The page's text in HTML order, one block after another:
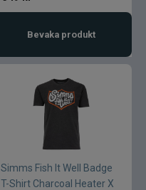
Bevaka produkt
Simms Fish It Well Badge
T-Shirt Charcoal Heater X